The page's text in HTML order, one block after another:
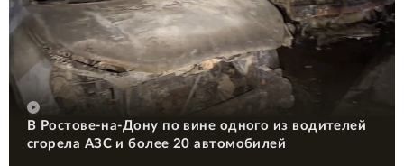
В Ростове-на-Дону по вине одного из водителей
сгорела АЗС и более 20 автомобилей